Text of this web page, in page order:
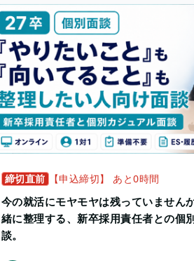
締切直前 【申込締切】 あと0時間
今の就活にモヤモヤは残っていませ
緒に整理する、新卒採用責任者との個
談。